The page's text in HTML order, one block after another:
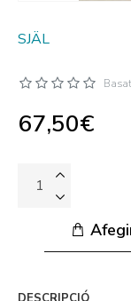
SJÄL
67,50€